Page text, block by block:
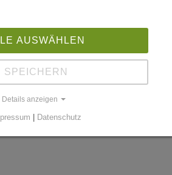
AUSWÄHLEN
SPEICHERN
Details anzeigen
Datenschutz